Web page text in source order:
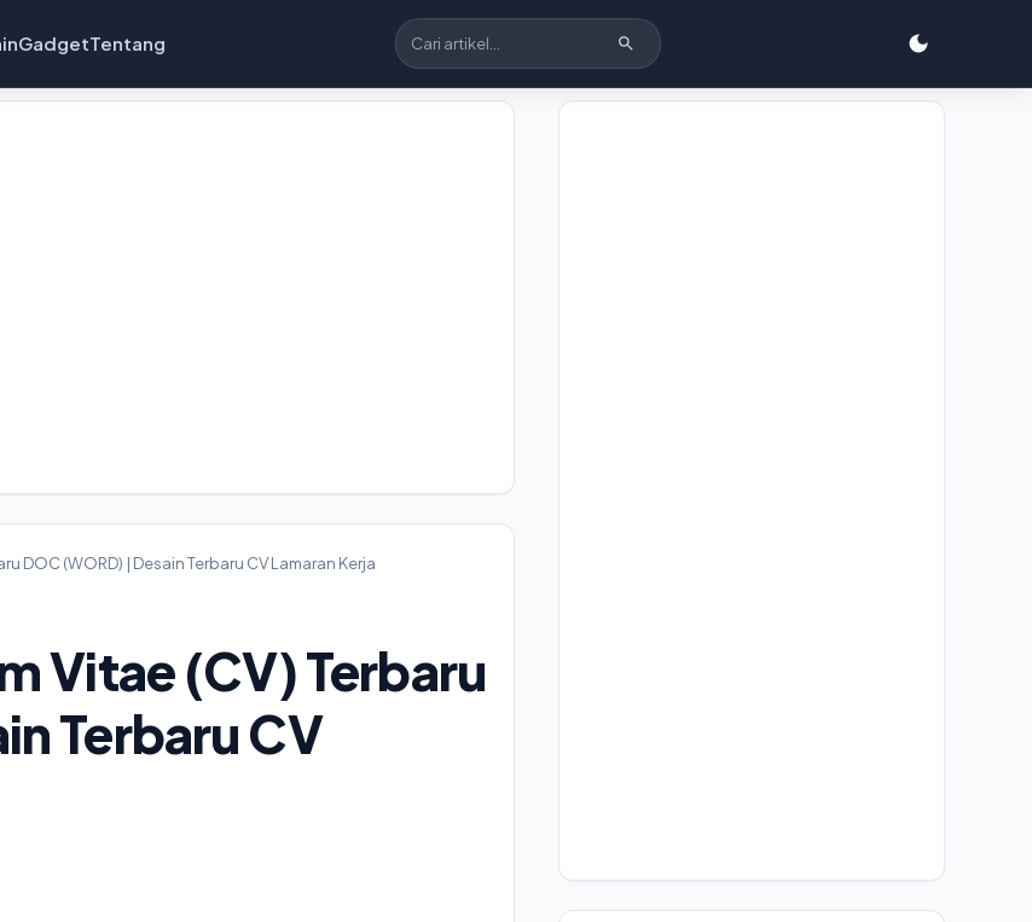
GadgetTentang
DOC (WORD) | Desain Terbaru CV Lamaran Kerja
Vitae (CV) Terbaru
Terbaru CV